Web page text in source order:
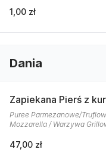
1,00 zł
Dania
Zapiekana Pierś z
Puree Parmezanowe/
Mozzarella / Warzywa
47,00 zł